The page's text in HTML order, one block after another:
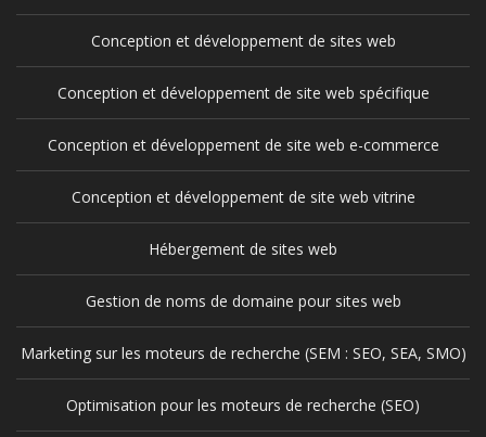
Conception et développement de sites web
Conception et développement de site web spécifique
Conception et développement de site web e-commerce
Conception et développement de site web vitrine
Hébergement de sites web
Gestion de noms de domaine pour sites web
Marketing sur les moteurs de recherche (SEM : SEO, SEA, SMO)
Optimisation pour les moteurs de recherche (SEO)